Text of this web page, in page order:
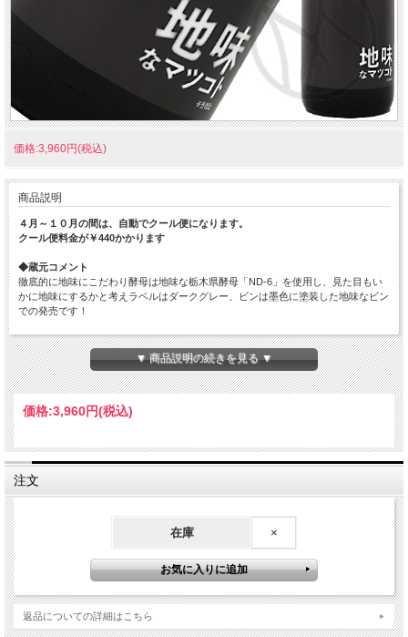
価格:3,960円(税込)
商品説明
４月～１０月の間は、自動でクール便になります。
クール便料金が￥440かかります
◆蔵元コメント
徹底的に地味にこだわり酵母は地味な栃木県酵母「ND-6」を使用し、見た目もい
かに地味にするかと考えラベルはダークグレー、ビンは墨色に塗装した地味なビン
での発売です！
◆ましだやコメント
わざわざ地味な酒アピールしちゃうってのが逆にいいね！地味ってのはよく言えば
落ち着いていて穏やかなお酒ってこと。料理に合わせるお酒なら派手なものより落
ち着いた味の酒のほうが合わせやすいのです。食卓でのいぶし銀な活躍にご期待く
酸度…1.8
使用酵母…ND6
▼ 商品説明の続きを見る ▼
価格:3,960円(税込)
注文
在庫 ×
返品についての詳細はこちら